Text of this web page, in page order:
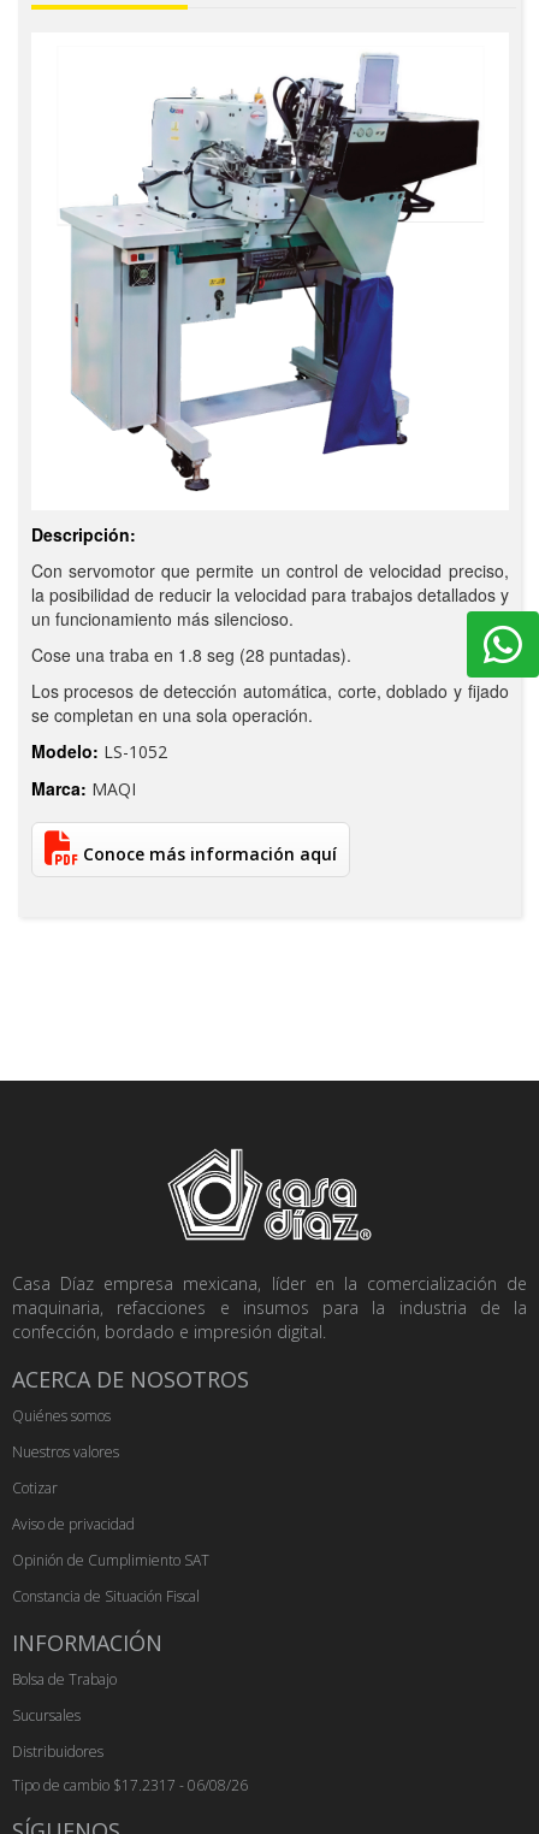
Descripción:
Con servomotor que permite un control de velocidad preciso,
la posibilidad de reducir la velocidad para trabajos detallados y
un funcionamiento más silencioso.
Cose una traba en 1.8 seg (28 puntadas).
Los procesos de detección automática, corte, doblado y fijado
se completan en una sola operación.
Modelo: LS-1052
Marca: MAQI
Conoce más información aquí
Casa Díaz empresa mexicana, líder en la comercialización de
maquinaria, refacciones e insumos para la industria de la
confección, bordado e impresión digital.
ACERCA DE NOSOTROS
Quiénes somos
Nuestros valores
Cotizar
Aviso de privacidad
Opinión de Cumplimiento SAT
Constancia de Situación Fiscal
INFORMACIÓN
Bolsa de Trabajo
Sucursales
Distribuidores
Tipo de cambio $17.2317 - 06/08/26